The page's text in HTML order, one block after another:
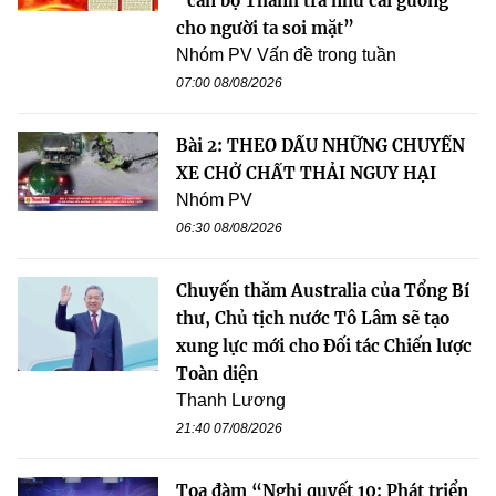
cho người ta soi mặt”
Nhóm PV Vấn đề trong tuần
07:00 08/08/2026
Bài 2: THEO DẤU NHỮNG CHUYẾN
XE CHỞ CHẤT THẢI NGUY HẠI
Nhóm PV
06:30 08/08/2026
Chuyến thăm Australia của Tổng Bí
thư, Chủ tịch nước Tô Lâm sẽ tạo
xung lực mới cho Đối tác Chiến lược
Toàn diện
Thanh Lương
21:40 07/08/2026
Tọa đàm “Nghị quyết 10: Phát triển